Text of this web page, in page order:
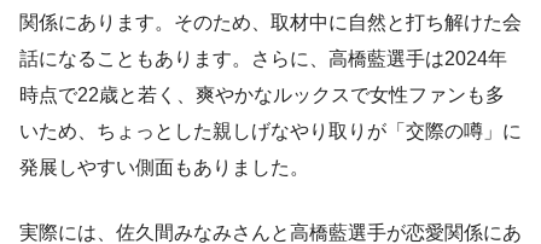
関係にあります。そのため、取材中に自然と打ち解けた会
話になることもあります。さらに、高橋藍選手は2024年
時点で22歳と若く、爽やかなルックスで女性ファンも多
いため、ちょっとした親しげなやり取りが「交際の噂」に
発展しやすい側面もありました。
実際には、佐久間みなみさんと高橋藍選手が恋愛関係にあ